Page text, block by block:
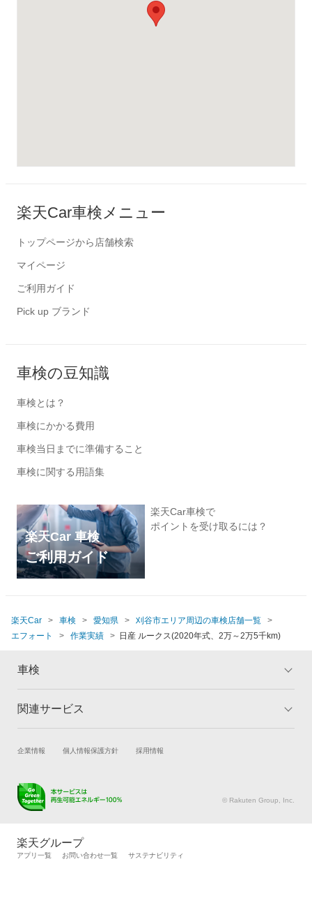
楽天Car車検メニュー
トップページから店舗検索
マイページ
ご利用ガイド
Pick up ブランド
車検の豆知識
車検とは？
車検にかかる費用
車検当日までに準備すること
車検に関する用語集
楽天Car 車検
ご利用ガイド
楽天Car車検で
ポイントを受け取るには？
楽天Car 車検 愛知県
刈谷市エリア周辺の車検店舗一覧
エフォート
作業実績 日産 ルークス(2020年式、2万～2万5千km)
車検
トップ
車検の基礎知識 キャンペーン一覧
関連サービス
試乗・商談 新車購入
キズ修理予約
メンテナンス管理
タイヤ交換サービス
自動車カタログ 自動車保険
企業情報 個人情報保護方針 採用情報
© Rakuten Group, Inc.
楽天グループ
アプリ一覧 お問い合わせ一覧 サステナビリティ